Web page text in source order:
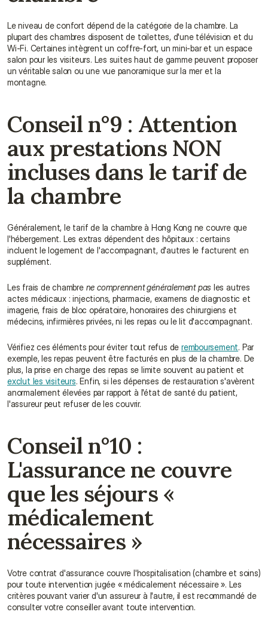
Le niveau de confort dépend de la catégorie de la chambre. La
plupart des chambres disposent de toilettes, d'une télévision et du
Wi-Fi. Certaines intègrent un coffre-fort, un mini-bar et un espace
salon pour les visiteurs. Les suites haut de gamme peuvent proposer
un véritable salon ou une vue panoramique sur la mer et la
montagne.
Conseil n°9 : Attention
aux prestations NON
incluses dans le tarif de
la chambre
Généralement, le tarif de la chambre à Hong Kong ne couvre que
l'hébergement. Les extras dépendent des hôpitaux : certains
incluent le logement de l'accompagnant, d'autres le facturent en
supplément.
Les frais de chambre ne comprennent généralement pas les autres
actes médicaux : injections, pharmacie, examens de diagnostic et
imagerie, frais de bloc opératoire, honoraires des chirurgiens et
médecins, infirmières privées, ni les repas ou le lit d'accompagnant.
Vérifiez ces éléments pour éviter tout refus de remboursement. Par
exemple, les repas peuvent être facturés en plus de la chambre. De
exclut les visiteurs. Enfin, si les dépenses de restauration s'avèrent
anormalement élevées par rapport à l'état de santé du patient,
l'assureur peut refuser de les couvrir.
Conseil n°10 :
L'assurance ne couvre
que les séjours «
médicalement
nécessaires »
Votre contrat d'assurance couvre l'hospitalisation (chambre et soins)
pour toute intervention jugée « médicalement nécessaire ». Les
critères pouvant varier d'un assureur à l'autre, il est recommandé de
consulter votre conseiller avant toute intervention.